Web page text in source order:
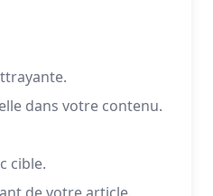
dans votre contenu.
cible.